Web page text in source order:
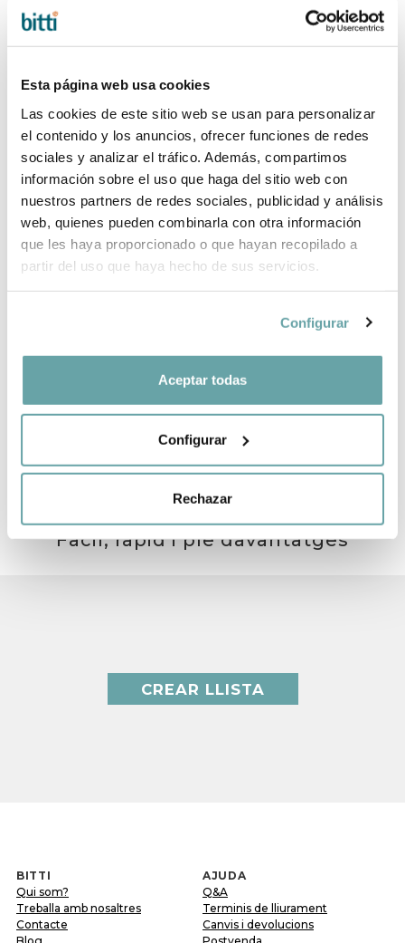
Esta página web usa cookies
Las cookies de este sitio web se usan para personalizar
el contenido y los anuncios, ofrecer funciones de redes
sociales y analizar el tráfico. Además, compartimos
información sobre el uso que haga del sitio web con
nuestros partners de redes sociales, publicidad y análisis
web, quienes pueden combinarla con otra información
que les haya proporcionado o que hayan recopilado a
partir del uso que haya hecho de sus servicios.
Configurar
Aceptar todas
Configurar
Rechazar
GARANTIA DE 3 ANYS*
ENVIAMENTS I DEVOLUCIONS
PER QUÈ TRIAR BITTI?
INFORMACIÓ DE LA MARCA
COMPARTIR
ALTRES CLIENTS TAMBÉ VAN VEURE
CREA LA TEVA LLISTA NADÓ
Fàcil, ràpid i ple davantatges
CREAR LLISTA
BITTI
Qui som?
Treballa amb nosaltres
Contacte
AJUDA
Q&A
Terminis de lliurament
Canvis i devolucions